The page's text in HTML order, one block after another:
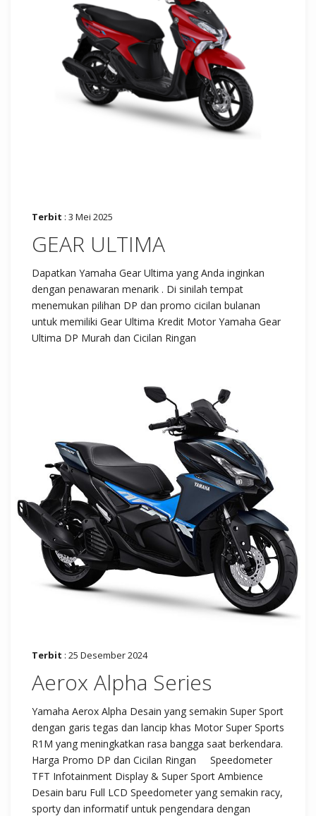
Terbit : 3 Mei 2025
GEAR ULTIMA
Dapatkan Yamaha Gear Ultima yang Anda inginkan
dengan penawaran menarik . Di sinilah tempat
menemukan pilihan DP dan promo cicilan bulanan
untuk memiliki Gear Ultima Kredit Motor Yamaha Gear
Ultima DP Murah dan Cicilan Ringan
Terbit : 25 Desember 2024
Aerox Alpha Series
Yamaha Aerox Alpha Desain yang semakin Super Sport
dengan garis tegas dan lancip khas Motor Super Sports
R1M yang meningkatkan rasa bangga saat berkendara.
Harga Promo DP dan Cicilan Ringan Speedometer
TFT Infotainment Display & Super Sport Ambience
Desain baru Full LCD Speedometer yang semakin racy,
sporty dan informatif untuk pengendara dengan